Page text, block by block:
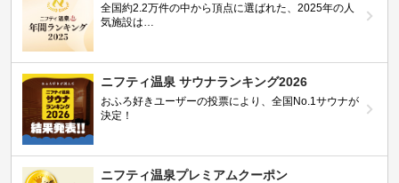
全国約2.2万件の中から頂点に選ばれた、2025年の人
気施設は…
ニフティ温泉 サウナランキング2026
おふろ好きユーザーの投票により、全国No.1サウナが
決定！
ニフティ温泉プレミアムクーポン